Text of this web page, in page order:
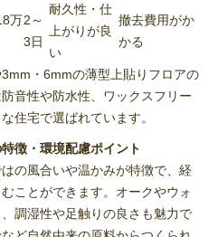
万2～
3日
耐久性・仕
上がりが良
い
撤去費用がか
かる
・6mmの薄型上貼りフロアの
音性や防水性、ワックスフリー
住宅で選ばれています。
徴・環境配慮ポイント
の風合いや温かみが特徴で、経
ことができます。オークやウォ
調湿性や足触りの良さも魅力で